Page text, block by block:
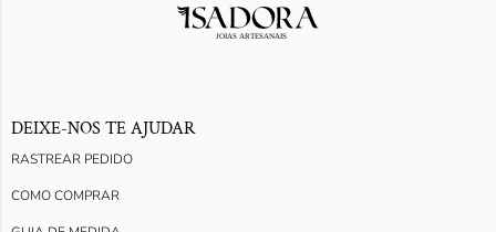
DEIXE-NOS TE AJUDAR
RASTREAR PEDIDO
COMO COMPRAR